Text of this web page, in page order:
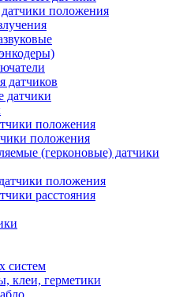
положения
датчиков
датчики
положения
положения
(герконовые) датчики
положения
расстояния
систем
клеи, герметики